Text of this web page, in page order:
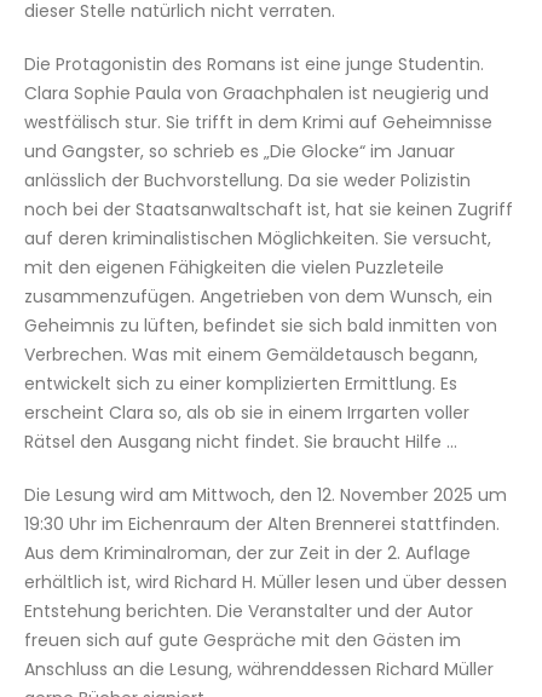
dieser Stelle natürlich nicht verraten.
Die Protagonistin des Romans ist eine junge Studentin.
Clara Sophie Paula von Graachphalen ist neugierig und
westfälisch stur. Sie trifft in dem Krimi auf Geheimnisse
und Gangster, so schrieb es „Die Glocke“ im Januar
anlässlich der Buchvorstellung. Da sie weder Polizistin
noch bei der Staatsanwaltschaft ist, hat sie keinen Zugriff
auf deren kriminalistischen Möglichkeiten. Sie versucht,
mit den eigenen Fähigkeiten die vielen Puzzleteile
zusammenzufügen. Angetrieben von dem Wunsch, ein
Geheimnis zu lüften, befindet sie sich bald inmitten von
Verbrechen. Was mit einem Gemäldetausch begann,
entwickelt sich zu einer komplizierten Ermittlung. Es
erscheint Clara so, als ob sie in einem Irrgarten voller
Rätsel den Ausgang nicht findet. Sie braucht Hilfe …
Die Lesung wird am Mittwoch, den 12. November 2025 um
19:30 Uhr im Eichenraum der Alten Brennerei stattfinden.
Aus dem Kriminalroman, der zur Zeit in der 2. Auflage
erhältlich ist, wird Richard H. Müller lesen und über dessen
Entstehung berichten. Die Veranstalter und der Autor
freuen sich auf gute Gespräche mit den Gästen im
Anschluss an die Lesung, währenddessen Richard Müller